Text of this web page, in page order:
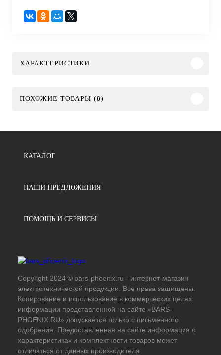
ХАРАКТЕРИСТИКИ
ПОХОЖИЕ ТОВАРЫ (8)
КАТАЛОГ
НАШИ ПРЕДЛОЖЕНИЯ
ПОМОЩЬ И СЕРВИСЫ
Copyright 2024 © bars-phoenix.ru - интернет-магазин
электротехнической продукции. Все права защищены.
Копирование и использование в коммерческих целях
информации представленной на сайте «BARS-
PHOENIX.RU» допускается только с письменного
одобрения. Предоставленная на сайте информация о
характеристиках и комплектности товаров может
отличаться от данных производителя